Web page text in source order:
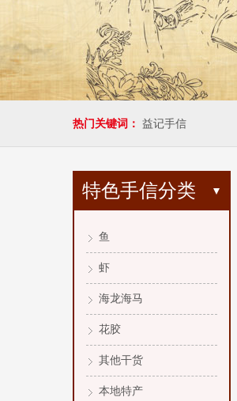
热门关键词： 益记手信
特色手信分类
鱼
虾
海龙海马
花胶
其他干货
本地特产